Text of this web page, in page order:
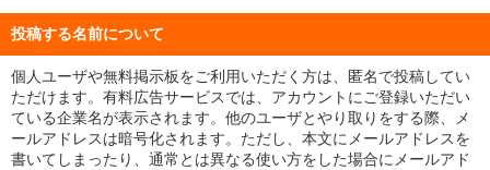
投稿する名前について
個人ユーザや無料掲示板をご利用いただく方は、匿名で投稿してい
ただけます。有料広告サービスでは、アカウントにご登録いただい
ている企業名が表示されます。他のユーザとやり取りをする際、メ
ールアドレスは暗号化されます。ただし、本文にメールアドレスを
書いてしまったり、通常とは異なる使い方をした場合にメールアド